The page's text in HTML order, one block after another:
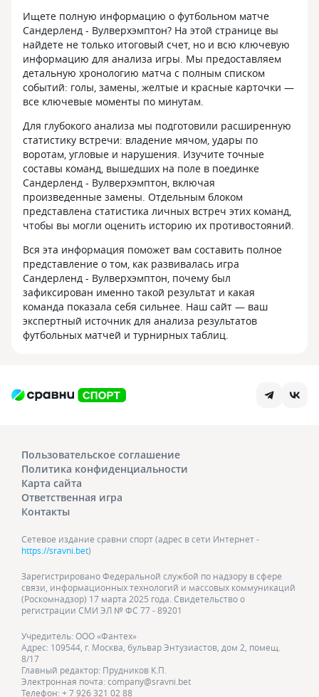
Ищете полную информацию о футбольном матче
Сандерленд - Вулверхэмптон? На этой странице вы
найдете не только итоговый счет, но и всю ключевую
информацию для анализа игры. Мы предоставляем
детальную хронологию матча с полным списком
событий: голы, замены, желтые и красные карточки —
все ключевые моменты по минутам.
Для глубокого анализа мы подготовили расширенную
статистику встречи: владение мячом, удары по
воротам, угловые и нарушения. Изучите точные
составы команд, вышедших на поле в поединке
Сандерленд - Вулверхэмптон, включая
произведенные замены. Отдельным блоком
представлена статистика личных встреч этих команд,
чтобы вы могли оценить историю их противостояний.
Вся эта информация поможет вам составить полное
представление о том, как развивалась игра
Сандерленд - Вулверхэмптон, почему был
зафиксирован именно такой результат и какая
команда показала себя сильнее. Наш сайт — ваш
экспертный источник для анализа результатов
футбольных матчей и турнирных таблиц.
Пользовательское соглашение
Политика конфиденциальности
Карта сайта
Ответственная игра
Контакты
Сетевое издание сравни спорт (адрес в сети Интернет -
https://sravni.bet)
Зарегистрировано Федеральной службой по надзору в сфере
связи, информационных технологий и массовых коммуникаций
(Роскомнадзор) 17 марта 2025 года. Свидетельство о
регистрации СМИ ЭЛ № ФС 77 - 89201
Учредитель: ООО «Фантех»
Адрес: 109544, г. Москва, бульвар Энтузиастов, дом 2, помещ.
8/17
Главный редактор: Прудников К.П.
Электронная почта: company@sravni.bet
Телефон: + 7 926 321 02 88